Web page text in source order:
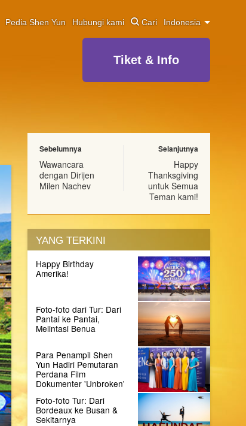
Pedia Shen Yun Hubungi kami Cari Indonesia
Tiket & Info
Sebelumnya
Wawancara
dengan Dirijen
Milen Nachev
Selanjutnya
Happy
Thanksgiving
untuk Semua
Teman kami!
YANG TERKINI
Happy Birthday
Amerika!
Foto-foto dari Tur: Dari
Pantai ke Pantai,
Melintasi Benua
Para Penampil Shen
Yun Hadiri Pemutaran
Perdana Film
Dokumenter 'Unbroken'
Foto-foto Tur: Dari
Bordeaux ke Busan &
Sekitarnya